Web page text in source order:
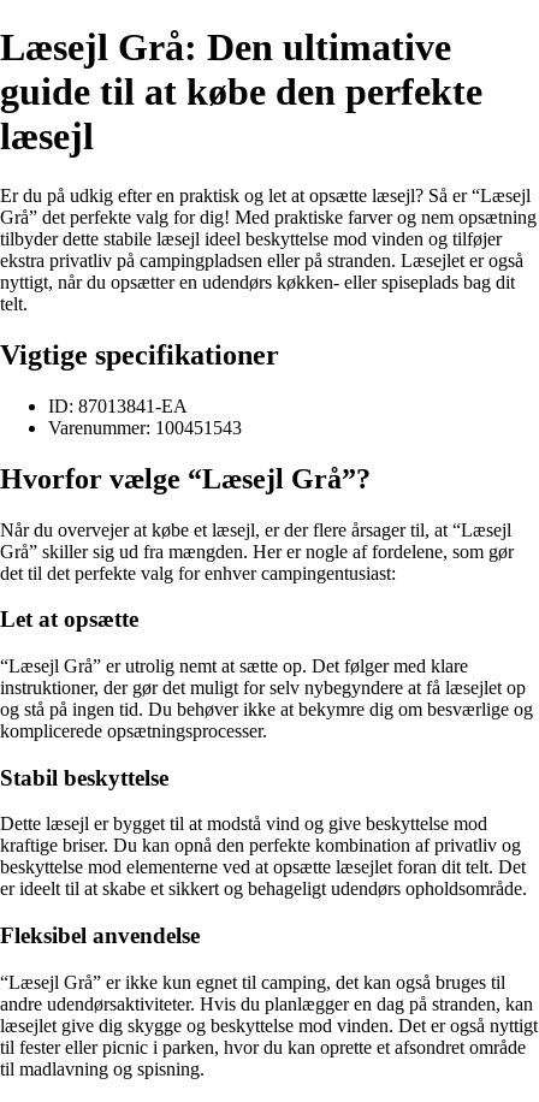
Læsejl Grå: Den ultimative
guide til at købe den perfekte
læsejl
Er du på udkig efter en praktisk og let at opsætte læsejl? Så er “Læsejl
Grå” det perfekte valg for dig! Med praktiske farver og nem opsætning
tilbyder dette stabile læsejl ideel beskyttelse mod vinden og tilføjer
ekstra privatliv på campingpladsen eller på stranden. Læsejlet er også
nyttigt, når du opsætter en udendørs køkken- eller spiseplads bag dit
telt.
Vigtige specifikationer
ID: 87013841-EA
Varenummer: 100451543
Hvorfor vælge “Læsejl Grå”?
Når du overvejer at købe et læsejl, er der flere årsager til, at “Læsejl
Grå” skiller sig ud fra mængden. Her er nogle af fordelene, som gør
det til det perfekte valg for enhver campingentusiast:
Let at opsætte
“Læsejl Grå” er utrolig nemt at sætte op. Det følger med klare
instruktioner, der gør det muligt for selv nybegyndere at få læsejlet op
og stå på ingen tid. Du behøver ikke at bekymre dig om besværlige og
komplicerede opsætningsprocesser.
Stabil beskyttelse
Dette læsejl er bygget til at modstå vind og give beskyttelse mod
kraftige briser. Du kan opnå den perfekte kombination af privatliv og
beskyttelse mod elementerne ved at opsætte læsejlet foran dit telt. Det
er ideelt til at skabe et sikkert og behageligt udendørs opholdsområde.
Fleksibel anvendelse
“Læsejl Grå” er ikke kun egnet til camping, det kan også bruges til
andre udendørsaktiviteter. Hvis du planlægger en dag på stranden, kan
læsejlet give dig skygge og beskyttelse mod vinden. Det er også nyttigt
til fester eller picnic i parken, hvor du kan oprette et afsondret område
til madlavning og spisning.